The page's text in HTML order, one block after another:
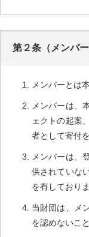
第２条（メンバ
メンバーとは
メンバーは、
ェクトの起案
者として寄付
メンバーは、
供されていな
を有しておりま
当財団は、メ
を認めないこ